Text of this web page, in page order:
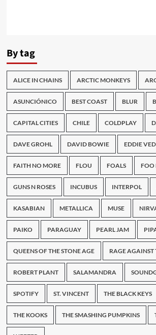
By tag
ALICE IN CHAINS ARCTIC MONKEYS
ASUNCIÓNICO BEST COAST BLUR
CAPITAL CITIES CHILE COLDPLAY
DAVE GROHL DAVID BOWIE EDDIE
FAITH NO MORE FLOU FOALS FOO
GUNS N ROSES INCUBUS INTERPOL
KASABIAN METALLICA MUSE
PAIKO PARAGUAY PEARL JAM
QUEENS OF THE STONE AGE RAGE
ROBERT PLANT SALAMANDRA
SPOTIFY ST. VINCENT THE BLACK KEYS
THE KOOKS THE SMASHING PUMPKINS